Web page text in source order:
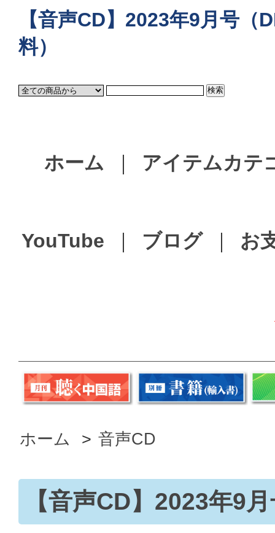
【音声CD】2023年9月号（
料）
ホーム アイテムカテ
YouTube ブログ お
ホーム > 音声CD
【音声CD】2023年9